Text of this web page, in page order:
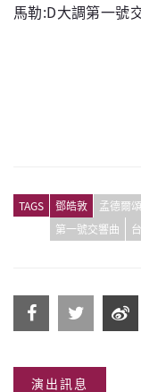
馬勒:D大調第一號
TAGS 鄧皓敦 孟德爾頌
第一號交響曲
到
演出訊息